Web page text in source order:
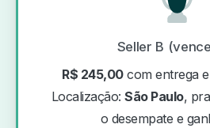
Seller B
R$ 245,00com entrega
Localização:São Paulo,
o desempate e